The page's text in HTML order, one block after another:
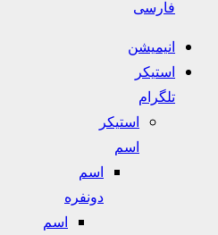
فارسی
انیمیشن
استیکر
تلگرام
استیکر
اسم
اسم
دونفره
اسم